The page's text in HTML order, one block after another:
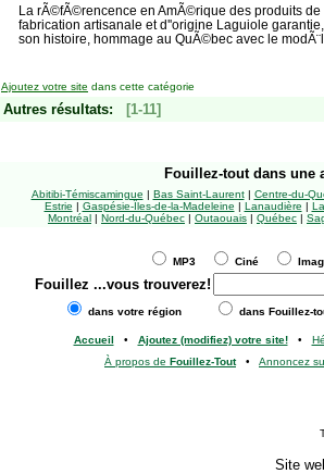
La rÃ©fÃ©rencence en AmÃ©rique des produits
fabrication artisanale et d''origine Laguiole
son histoire, hommage au QuÃ©bec avec le
Ajoutez votre site dans cette catégorie
Autres résultats: [1-11]
Fouillez-tout dans une
Abitibi-Témiscamingue | Bas Saint-Laurent| Centre-du-
Estrie | Gaspésie-Îles-de-la-Madeleine | Lanaudière |
Montréal | Nord-du-Québec | Outaouais | Québec |
MP3 Ciné
Fouillez ...vous trouverez!
dans votre région dans Fouillez-
Accueil • Ajoutez (modifiez) votre site!•
À propos de Fouillez-Tout• Annoncez
Site